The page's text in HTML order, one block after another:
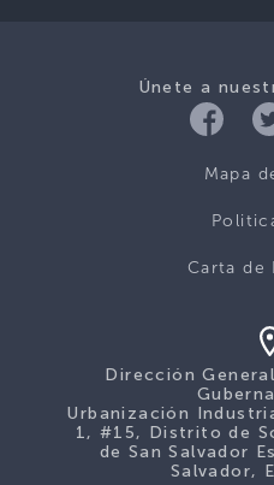
Únete a
Mapa
Carta de
Dirección
Urbanización
1, #15, Distrito de
de San Salvador
Salvador,